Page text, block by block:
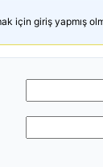
için giriş yapmış